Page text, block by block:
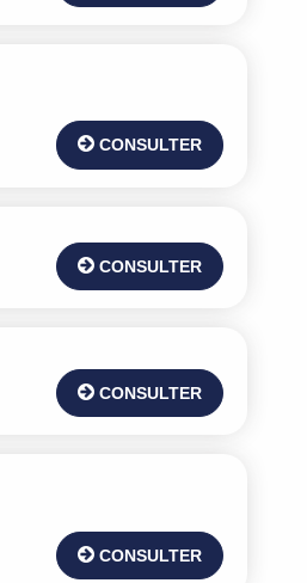
CONSULTER
CONSULTER
CONSULTER
CONSULTER